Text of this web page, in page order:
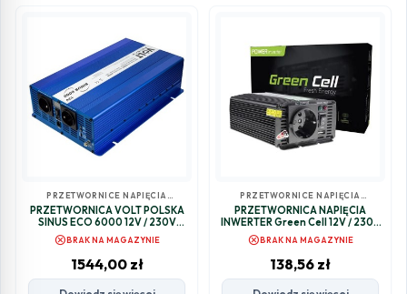
PRZETWORNICE NAPIĘCIA
SAMOCHODOWE
PRZETWORNICA VOLT POLSKA
SINUS ECO 6000 12V / 230V
3000/6000W
cancelBRAK NA MAGAZYNIE
1544,00 zł
PRZETWORNICE NAPIĘCIA
SAMOCHODOWE
PRZETWORNICA NAPIĘCIA
INWERTER Green Cell 12V / 230V
500W/1000W MODYFIKOWANA
SINUSOIDA INV03DE
cancelBRAK NA MAGAZYNIE
138,56 zł